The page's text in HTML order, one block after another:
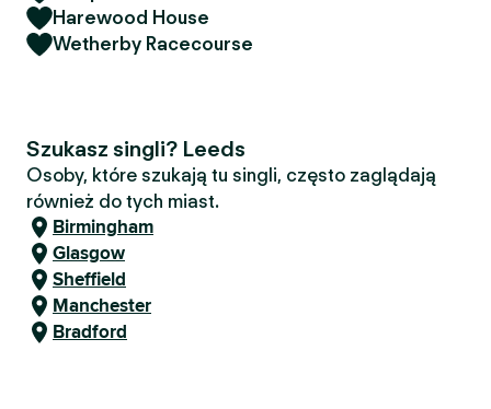
Harewood House
Wetherby Racecourse
Szukasz singli? Leeds
Osoby, które szukają tu singli, często zaglądają
również do tych miast.
Birmingham
Glasgow
Sheffield
Manchester
Bradford